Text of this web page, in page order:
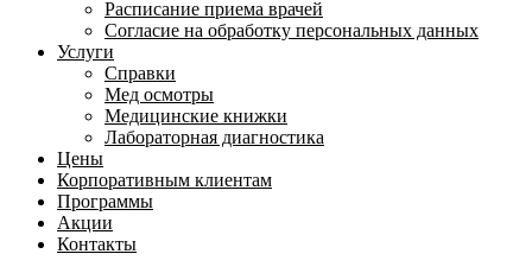
Расписание приема врачей
Согласие на обработку персональных данных
Услуги
Справки
Мед осмотры
Медицинские книжки
Лабораторная диагностика
Цены
Корпоративным клиентам
Программы
Акции
Контакты